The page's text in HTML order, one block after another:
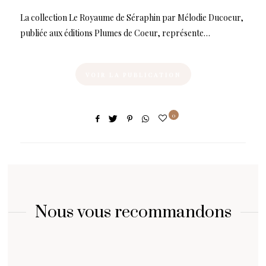
La collection Le Royaume de Séraphin par Mélodie Ducoeur,
publiée aux éditions Plumes de Coeur, représente…
0
Nous vous recommandons